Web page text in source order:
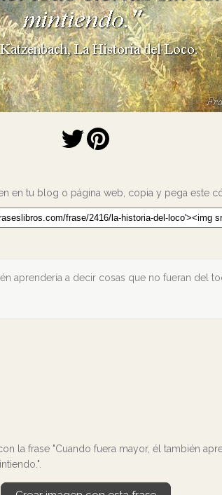
en tu blog o página web, copia y pega este
aprendería a decir cosas que no fueran del
la frase "Cuando fuera mayor, él también